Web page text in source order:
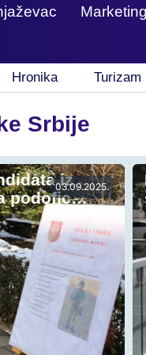
Marketing
Hronika Turizam
Srbije
03.09.2025.
iz
podofic…